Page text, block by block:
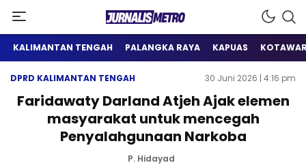
Jurnalis Metro
Satu Wadah Informasi
KALIMANTAN TENGAH PALANGKA RAYA KAPUAS
DPRD KALIMANTAN TENGAH 30 Juni 2026 | 4:16 pm
Faridawaty Darland Atjeh Ajak elemen
masyarakat untuk mencegah
Penyalahgunaan Narkoba
P. Hidayad